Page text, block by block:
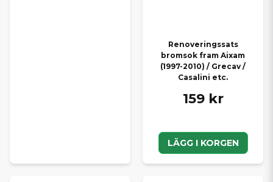
Renoveringssats
bromsok fram Aixam
(1997-2010) / Grecav /
Casalini etc.
159 kr
LÄGG I KORGEN